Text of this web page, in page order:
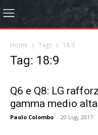
Home Tags 18:9
Tag: 18:9
Q6 e Q8: LG
gamma medio alta
Paolo Colombo - 20 Lug, 2017